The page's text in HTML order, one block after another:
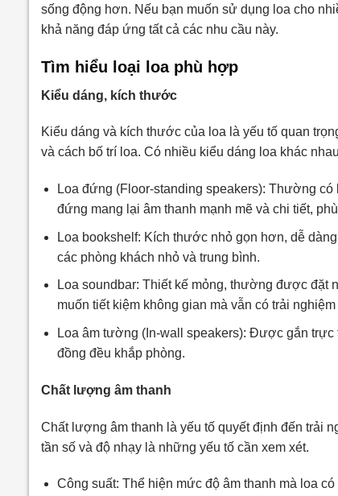
sống động hơn. Nếu bạn muốn sử dụng loa cho
khả năng đáp ứng tất cả các nhu cầu này.
Tìm hiểu loại loa phù hợp
Kiểu dáng, kích thước
Kiểu dáng và kích thước của loa là yếu tố quan
và cách bố trí loa. Có nhiều kiểu dáng loa khác
Loa đứng (Floor-standing speakers): Thường
đứng mang lại âm thanh mạnh mẽ và chi tiết,
Loa bookshelf: Kích thước nhỏ gọn hơn, dễ
các phòng khách nhỏ và trung bình.
Loa soundbar: Thiết kế mỏng, thường được
muốn tiết kiệm không gian mà vẫn có trải nghiệm
Loa âm tường (In-wall speakers): Được gắn
đồng đều khắp phòng.
Chất lượng âm thanh
Chất lượng âm thanh là yếu tố quyết định đến trải
tần số và độ nhạy là những yếu tố cần xem xét.
Công suất: Thể hiện mức độ âm thanh mà loa